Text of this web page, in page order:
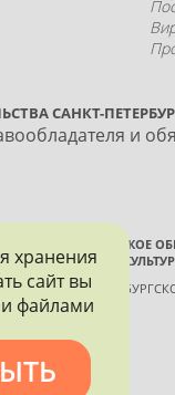
САНКТ-
и
ВСЕРОССИЙСКОЕ
ИСТОРИИ И
САНКТ-
хранения
сайт вы
файлами